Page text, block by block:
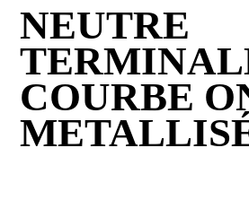
NEUTRE
COURBE